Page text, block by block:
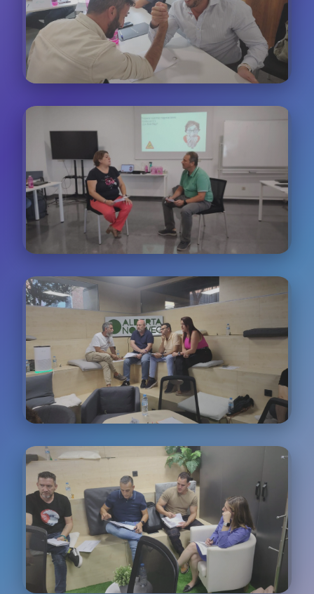
Casos Prácticos
Análisis de situaciones reales basadas en nuestra
experiencia con más de 200 empresas
Experiencia del Cliente
Workshops especializados en mejorar cada punto
de contacto del customer journey
Comunicación Efectiva
Desarrollo de habilidades avanzadas de
comunicación y escucha activa